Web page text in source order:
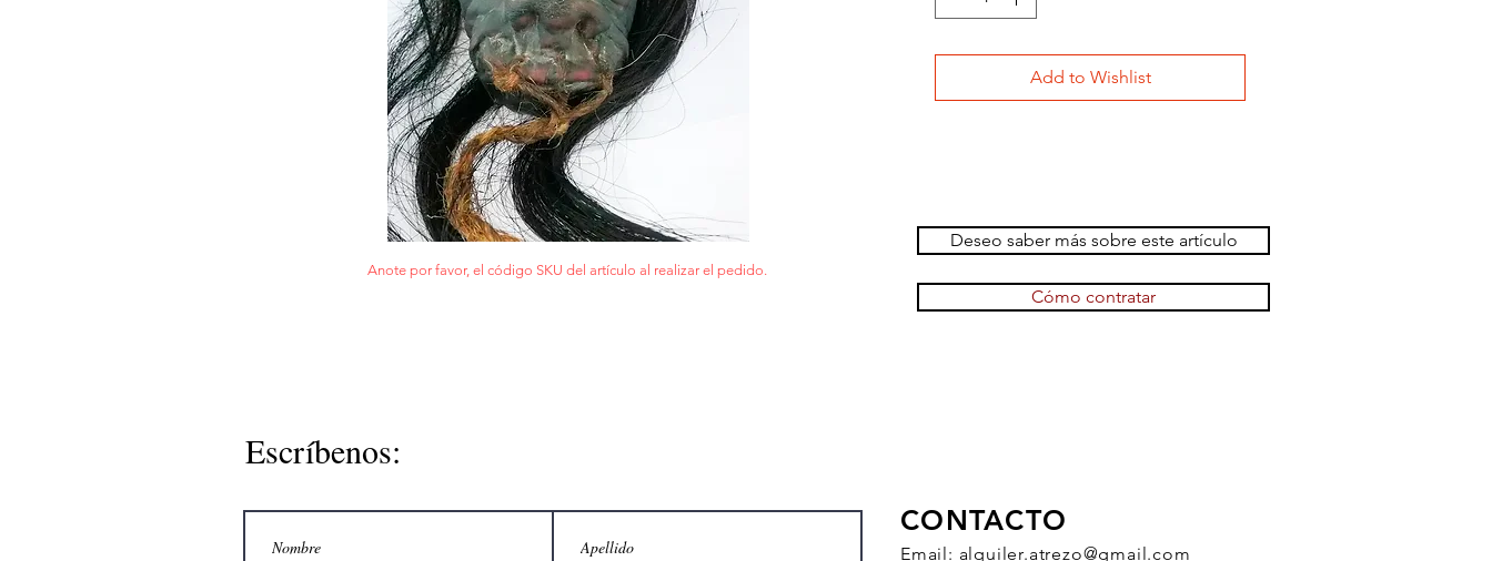
Add to Wishlist
Deseo saber más sobre este artículo
Anote por favor, el código SKU del artículo al realizar el pedido.
Cómo contratar
Escríbenos:
CONTACTO
Email: alquiler.atrezo@gmail.com